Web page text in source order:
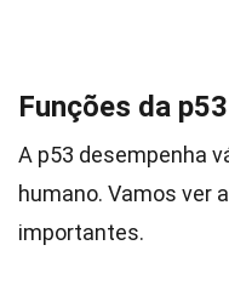
Funções da p53
A p53 desempenha
humano. Vamos ver
importantes.